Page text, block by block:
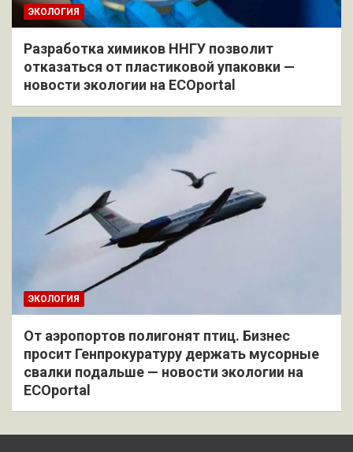
ЭКОЛОГИЯ
Разработка химиков ННГУ позволит
отказаться от пластиковой упаковки —
новости экологии на ECOportal
ЭКОЛОГИЯ
От аэропортов полигонят птиц. Бизнес
просит Генпрокуратуру держать мусорные
свалки подальше — новости экологии на
ECOportal